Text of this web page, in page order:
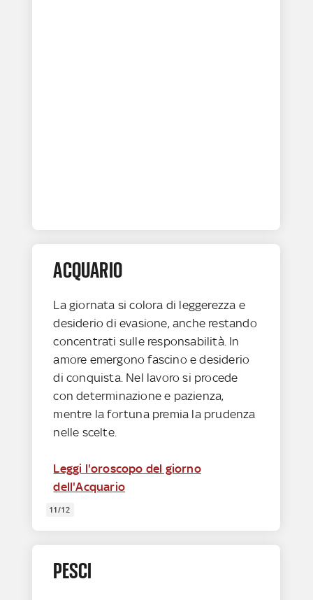
ACQUARIO
La giornata si colora di leggerezza e
desiderio di evasione, anche restando
concentrati sulle responsabilità. In
amore emergono fascino e desiderio
di conquista. Nel lavoro si procede
con determinazione e pazienza,
mentre la fortuna premia la prudenza
nelle scelte.
Leggi l'oroscopo del giorno
dell'Acquario
11/12
PESCI